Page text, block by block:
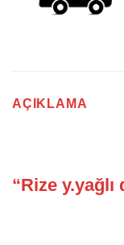
AÇIKLAMA
“Rize